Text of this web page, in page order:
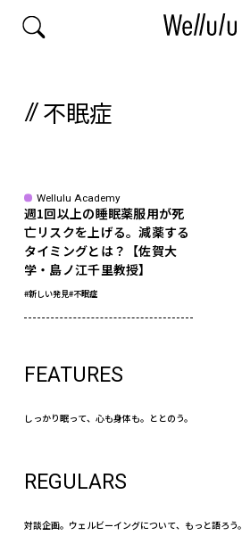
不眠症
Wellulu Academy
週1回以上の睡眠薬服用が死
亡リスクを上げる。減薬する
タイミングとは？【佐賀大
学・島ノ江千里教授】
#新しい発見#不眠症
FEATURES
しっかり眠って、心も身体も。ととのう。
REGULARS
対談企画。ウェルビーイングについて、もっと語ろう。